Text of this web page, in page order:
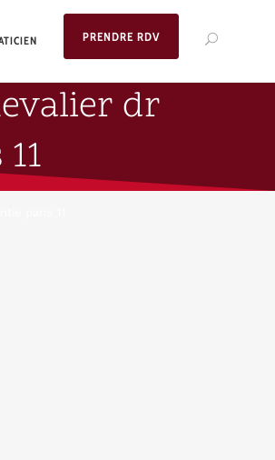
PRENDRE RDV
dr